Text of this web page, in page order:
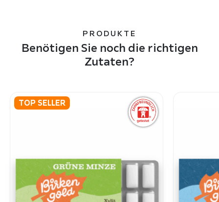
PRODUKTE
Benötigen Sie noch die richtigen
Zutaten?
TOP SELLER